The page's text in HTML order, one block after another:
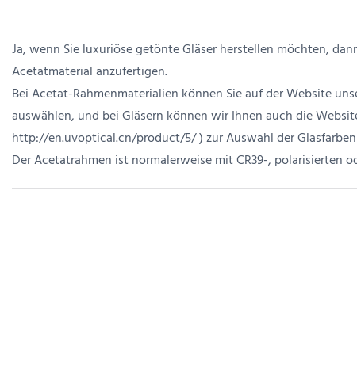
Ja, wenn Sie luxuriöse getönte Gläser herstellen möchten,
Acetatmaterial anzufertigen.
Bei Acetat-Rahmenmaterialien können Sie auf der Website
auswählen, und bei Gläsern können wir Ihnen auch die
http://en.uvoptical.cn/product/5/) zur Auswahl der
Der Acetatrahmen ist normalerweise mit CR39-, polarisierten